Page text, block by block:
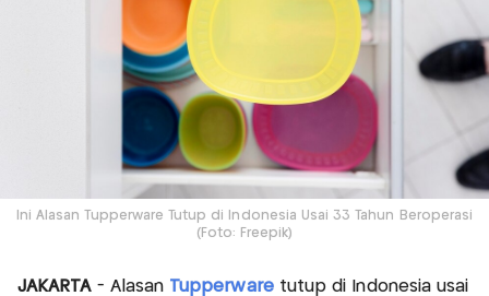
Ini Alasan Tupperware Tutup di Indonesia Usai 33 Tahun Beroperasi
(Foto: Freepik)
JAKARTA- Alasan Tupperwaretutup di Indonesia usai